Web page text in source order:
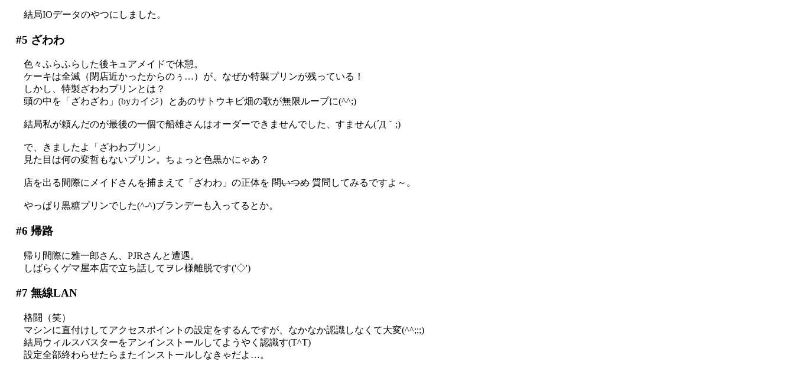
結局IOデータのやつにしました。
#5 ざわわ
色々ふらふらした後キュアメイドで休憩。
ケーキは全滅（閉店近かったからのぅ…）が、なぜか特製プリンが残っている！
しかし、特製ざわわプリンとは？
頭の中を「ざわざわ」(byカイジ）とあのサトウキビ畑の歌が無限ループに(^^;)
結局私が頼んだのが最後の一個で船雄さんはオーダーできませんでした、すません(´Д｀;)
で、きましたよ「ざわわプリン」
見た目は何の変哲もないプリン。ちょっと色黒かにゃあ？
店を出る間際にメイドさんを捕まえて「ざわわ」の正体を 問いつめ 質問してみるですよ～。
やっぱり黒糖プリンでした(^-^)ブランデーも入ってるとか。
#6 帰路
帰り間際に雅一郎さん、PJRさんと遭遇。
しばらくゲマ屋本店で立ち話してヲレ様離脱です('◇')ゞ
#7 無線LAN
格闘（笑）
マシンに直付けしてアクセスポイントの設定をするんですが、なかなか認識しなくて大変(^^;;;)
結局ウィルスバスターをアンインストールしてようやく認識す(T^T)
設定全部終わらせたらまたインストールしなきゃだよ…。